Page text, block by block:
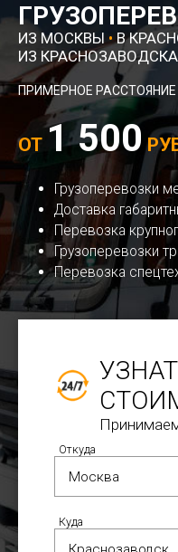
ИЗ МОСКВЫ •В
ИЗ КРАСНОЗАВОДСКА
ПРИМЕРНОЕ РАССТОЯНИЕ
ОТ 1 500
Грузоперевозки
Доставка
Перевозка
Грузоперевозки
Перевозка
Откуда
Куда